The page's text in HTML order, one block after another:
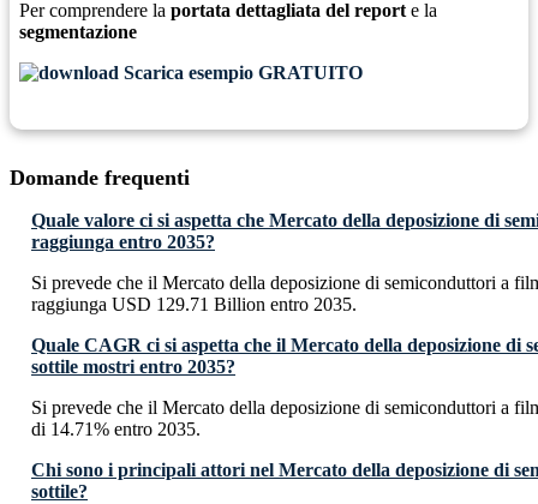
Per comprendere la portata dettagliata del report e la
segmentazione
Scarica esempio GRATUITO
Domande frequenti
Quale valore ci si aspetta che Mercato della deposizione di
raggiunga entro 2035?
Si prevede che il Mercato della deposizione di semiconduttori a
raggiunga USD 129.71 Billion entro 2035.
Quale CAGR ci si aspetta che il Mercato della deposizione di
sottile mostri entro 2035?
Si prevede che il Mercato della deposizione di semiconduttori a
di 14.71% entro 2035.
Chi sono i principali attori nel Mercato della deposizione di
sottile?